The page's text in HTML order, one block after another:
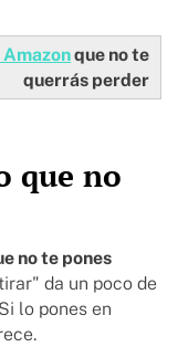
que no te
querrás perder
que no
no te pones
da un poco de
lo pones en